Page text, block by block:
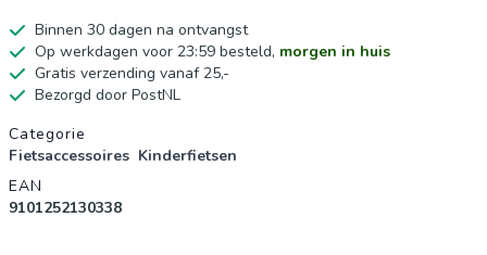
Binnen 30 dagen na ontvangst
Op werkdagen voor 23:59 besteld, morgen in huis
Gratis verzending vanaf 25,-
Bezorgd door PostNL
Productgegevens
Categorie
Fietsaccessoires Kinderfietsen
EAN
9101252130338